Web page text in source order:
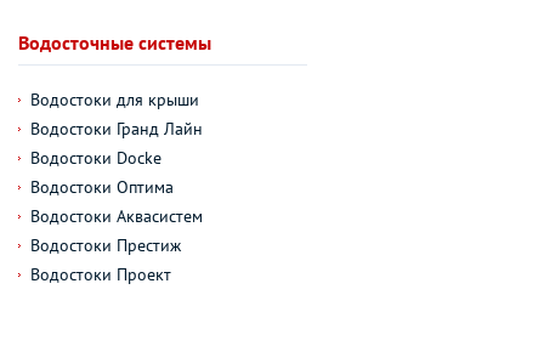
Водосточные системы
Водостоки для крыши
Водостоки Гранд Лайн
Водостоки Docke
Водостоки Оптима
Водостоки Аквасистем
Водостоки Престиж
Водостоки Проект